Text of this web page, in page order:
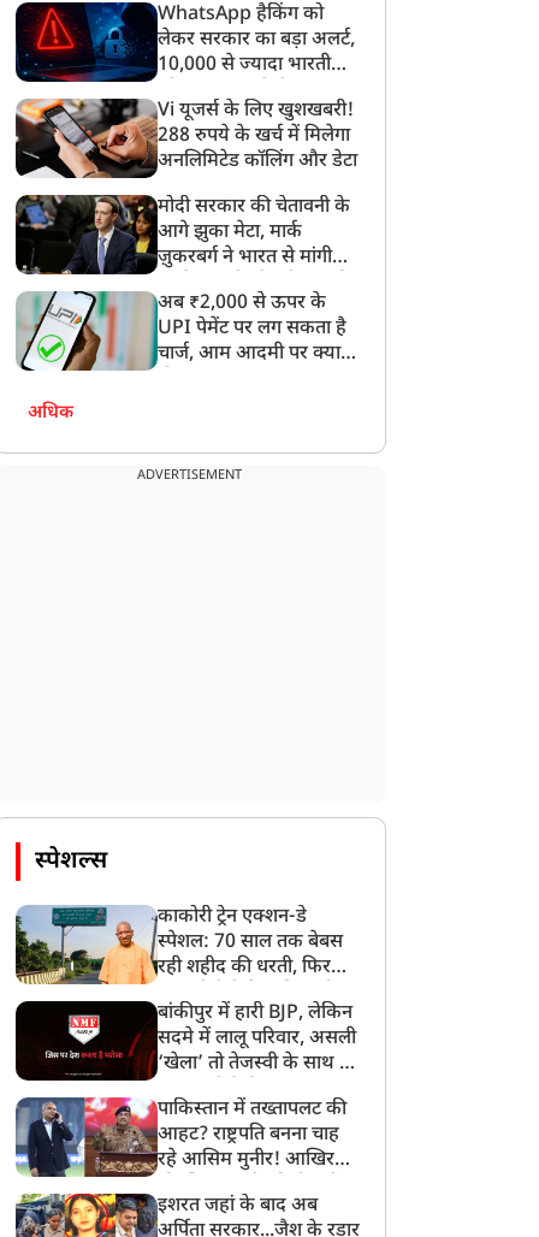
विधानसभा चुनाव
कर लिया उनका रौद्र
'अवतार', बंगाल में सनातनियों
लिए ताबड़तोड़ फैसले,
विधानसभा चुनाव
पर तीखा प्रहार, बोले- दीदी,
सुवेंदु दा ने आपको घर में
WhatsApp हैकिंग को
लेकर सरकार का बड़ा अलर्ट,
10,000 से ज्यादा भारतीयों
गया
Vi यूजर्स के लिए खुशखबरी!
288 रुपये के खर्च में मिलेगा
अनलिमिटेड कॉलिंग और डेटा
मोदी सरकार की चेतावनी के
आगे झुका मेटा, मार्क
ज़ुकरबर्ग ने भारत से मांगी
अब ₹2,000 से ऊपर के
UPI पेमेंट पर लग सकता है
चार्ज, आम आदमी पर क्या
अधिक
ADVERTISEMENT
स्पेशल्स
काकोरी ट्रेन एक्शन-डे
स्पेशल: 70 साल तक बेबस
रही शहीद की धरती, फिर
पीढ़ियों का दर्द
बांकीपुर में हारी BJP, लेकिन
सदमे में लालू परिवार, असली
‘खेला’ तो तेजस्वी के साथ हो
पाकिस्तान में तख्तापलट की
आहट? राष्ट्रपति बनना चाह
रहे आसिम मुनीर! आखिर
बनाया मोहरा?
इशरत जहां के बाद अब
अर्पिता सरकार...जैश के रडार